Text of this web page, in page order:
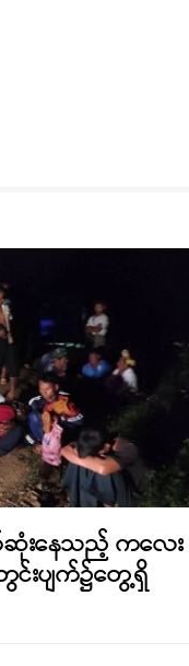
ဆုံးနေသည့် ကလေး
းပျက်၌တွေ့ရှိ